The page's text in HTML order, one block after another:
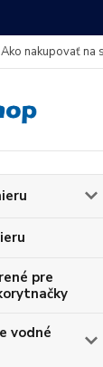
Ako nakupovať na
pre
vodné